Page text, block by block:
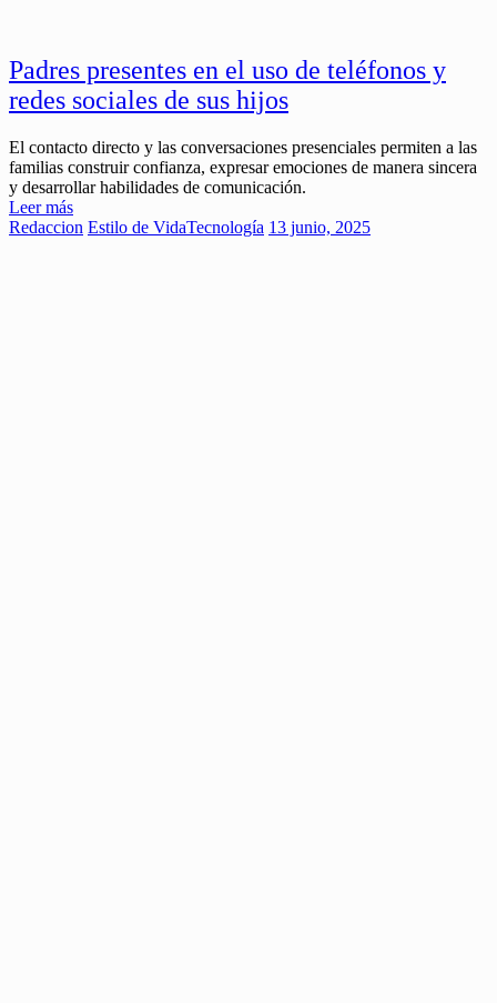
Padres presentes en el uso de teléfonos y
redes sociales de sus hijos
El contacto directo y las conversaciones presenciales permiten a las
familias construir confianza, expresar emociones de manera sincera
y desarrollar habilidades de comunicación.
Leer más
Redaccion Estilo de VidaTecnología 13 junio, 2025